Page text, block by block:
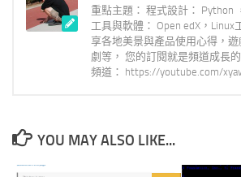
重點主題： 程式設計： Python
工具與軟體： Open edX，Linux
享各地美景與產品使用心得，
劇等， 您的訂閱就是頻道成長
頻道： https://youtube.com/
YOU MAY ALSO LIKE...